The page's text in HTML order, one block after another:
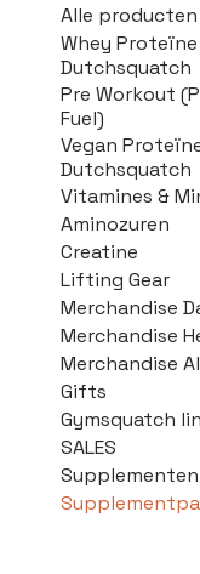
Alle producten
Whey Proteïne
Dutchsquatch
Pre Workout
Fuel)
Vegan
Dutchsquatch
Vitamines &
Aminozuren
Creatine
Lifting Gear
Merchandise
Merchandise
Merchandise
Gifts
Gymsquatch
SALES
Supplementen